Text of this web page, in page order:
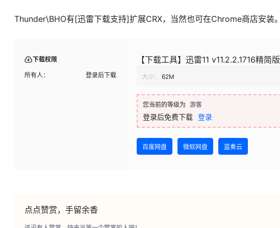
Thunder\BHO有[迅雷下载支持]扩展CRX，当然也可在Chrome商店安装。
下载权限
所有人： 登录后下载
【下载工具】迅雷11 v11.2.2.1716精简版
大小： 62M
您当前的等级为 游客
登录后免费下载 登录
百度网盘 微软网盘 蓝奏云
点点赞赏，手留余香